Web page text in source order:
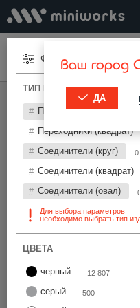
Меню Ваш город
ДА
МИНИВОРКС ПРО
Переходники и
Фильтры
ТИП И ПАРАМЕТРЫ
Переходники (круг)
Переходники (квадрат)
Соединители (круг) 0
Соединители (квадрат)
Соединители (овал)
Для выбора параметров
необходимо выбрать тип
ЦВЕТА
черный 12 807
серый 500